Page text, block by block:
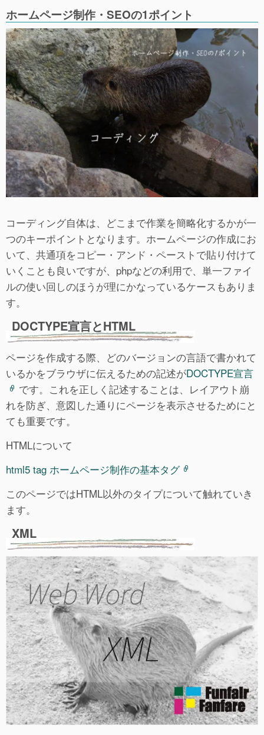
ホームページ制作・SEOの1ポイント
コーディング自体は、どこまで作業を簡略化するかが一
つのキーポイントとなります。ホームページの作成にお
いて、共通項をコピー・アンド・ペーストで貼り付けて
いくことも良いですが、phpなどの利用で、単一ファイ
ルの使い回しのほうが理にかなっているケースもありま
す。
DOCTYPE宣言とHTML
ページを作成する際、どのバージョンの言語で書かれて
いるかをブラウザに伝えるための記述がDOCTYPE宣言
です。これを正しく記述することは、レイアウト崩
れを防ぎ、意図した通りにページを表示させるためにと
ても重要です。
HTMLについて
html5 tag ホームページ制作の基本タグ
このページではHTML以外のタイプについて触れていき
ます。
XML